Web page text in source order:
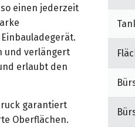
einen jederzeit
und verlängert
erlaubt den
garantiert
Oberflächen.